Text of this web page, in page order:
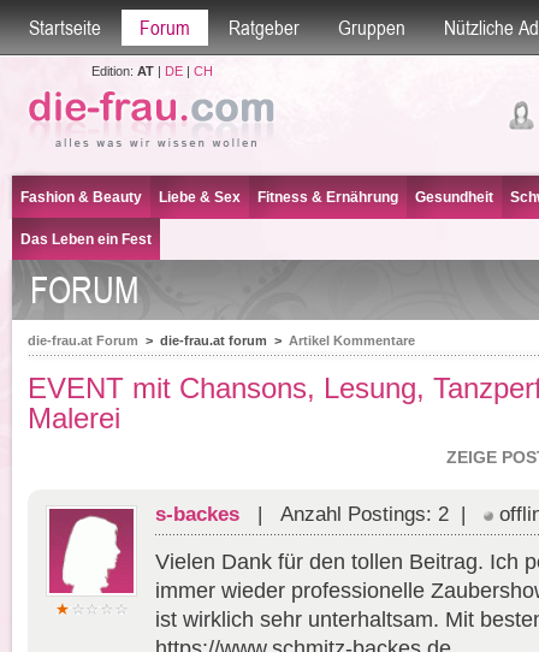
Startseite Forum Ratgeber Gruppen Nützliche
Edition: AT| DE| CH
Fashion & Beauty Liebe & Sex Fitness & Ernährung Gesundheit
Das Leben ein Fest
FORUM
die-frau.at Forum > die-frau.at forum > Artikel Kommentare
EVENT mit Chansons, Lesung,
Malerei
ZEIGE
s-backes| Anzahl Postings: 2 |
Vielen Dank für den tollen Beitrag. Ich
immer wieder professionelle
ist wirklich sehr unterhaltsam. Mit